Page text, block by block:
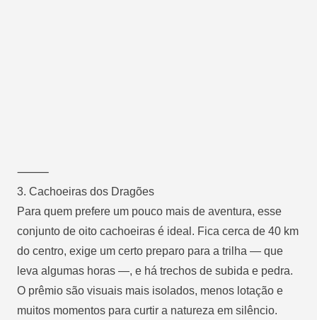
⸻
3. Cachoeiras dos Dragões
Para quem prefere um pouco mais de aventura, esse
conjunto de oito cachoeiras é ideal. Fica cerca de 40 km
do centro, exige um certo preparo para a trilha — que
leva algumas horas —, e há trechos de subida e pedra.
O prêmio são visuais mais isolados, menos lotação e
muitos momentos para curtir a natureza em silêncio.